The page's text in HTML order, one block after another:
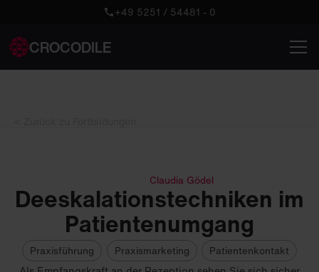
+49 5251 / 54481 - 0
CROCODILE
Claudia Gödel
Deeskalationstechniken im
Patientenumgang
Praxisführung Praxismarketing Patientenkontakt